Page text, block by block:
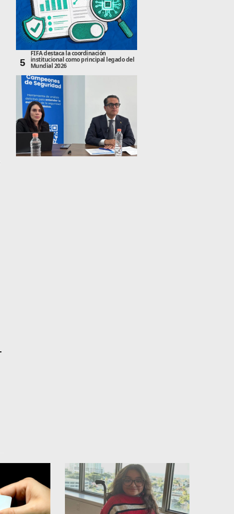
5
FIFA destaca la coordinación
institucional como principal legado del
Mundial 2026